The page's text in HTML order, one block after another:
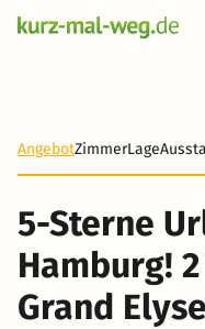
AngebotZimmerLage
5-Sterne
Hamburg!
Grand